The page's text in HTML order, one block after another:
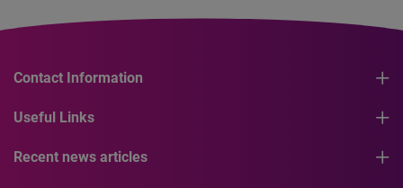
Contact Information
Useful Links
Recent news articles